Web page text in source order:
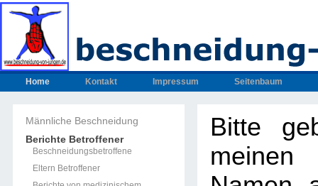
Home Kontakt Impressum Seitenbaum
Männliche Beschneidung
Berichte Betroffener
Beschneidungsbetroffene
Eltern Betroffener
Bitte